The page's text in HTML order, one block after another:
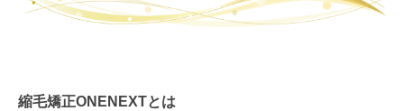
縮毛矯正ONENEXTとは